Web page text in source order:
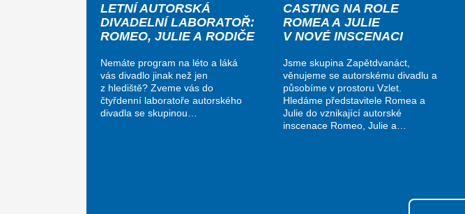
LETNÍ AUTORSKÁ
DIVADELNÍ LABORATOŘ:
ROMEO, JULIE A RODIČE
Nemáte program na léto a láká
vás divadlo jinak než jen
z hlediště? Zveme vás do
čtyřdenní laboratoře autorského
divadla se skupinou…
CASTING NA ROLE
ROMEA A JULIE
V NOVÉ INSCENACI
Jsme skupina Zapětdvanáct,
věnujeme se autorskému divadlu a
působíme v prostoru Vzlet.
Hledáme představitele Romea a
Julie do vznikající autorské
inscenace Romeo, Julie a…